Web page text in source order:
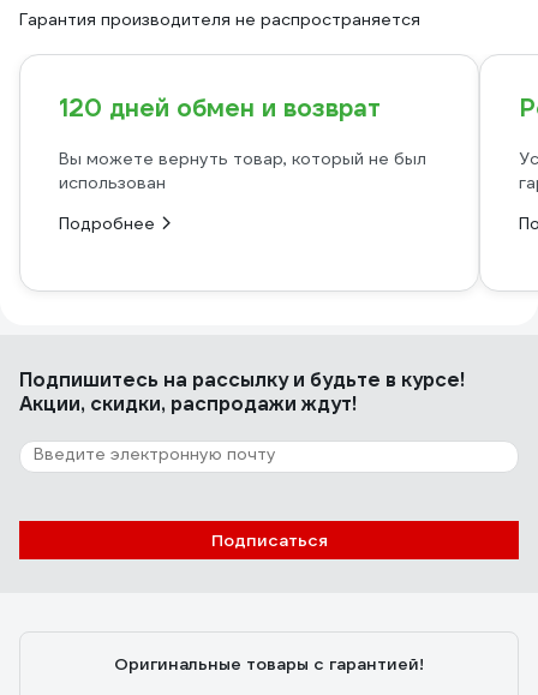
Гарантия производителя не распространяется
120 дней обмен и возврат
Вы можете вернуть товар, который не был
использован
Подробнее
Подпишитесь на рассылкуи будьте в курсе!
Акции, скидки, распродажи ждут!
Подписаться
Оригинальные товары с гарантией!